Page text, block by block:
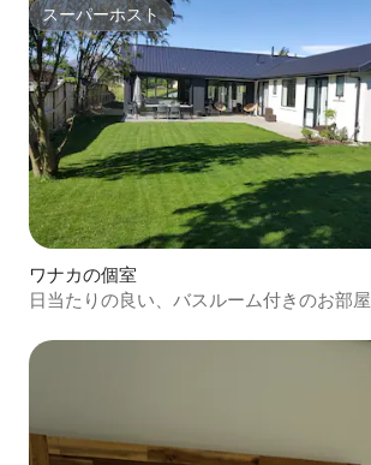
スーパーホスト
スーパーホスト
ワナカの個室
日当たりの良い、バスルーム付きのお部屋